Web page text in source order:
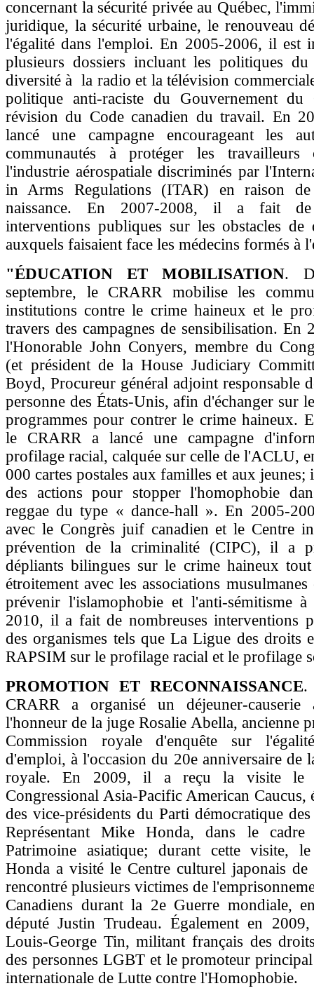
concernant la sécurité privée au Québec,
juridique, la sécurité urbaine, le renouveau
l'égalité dans l'emploi. En 2005-2006, il est
plusieurs dossiers incluant les politiques
diversité à la radio et la télévision
politique anti-raciste du Gouvernement du
révision du Code canadien du travail. En
lancé une campagne encourageant les
communautés à protéger les travailleurs
l'industrie aérospatiale discriminés par
in Arms Regulations (ITAR) en raison
naissance. En 2007-2008, il a fait de
interventions publiques sur les obstacles de
auxquels faisaient face les médecins formés à
"ÉDUCATION ET MOBILISATION.
septembre, le CRARR mobilise les
institutions contre le crime haineux et le
travers des campagnes de sensibilisation. En
l'Honorable John Conyers, membre du
(et président de la House Judiciary
Boyd, Procureur général adjoint responsable
personne des États-Unis, afin d'échanger sur
programmes pour contrer le crime haineux.
le CRARR a lancé une campagne
profilage racial, calquée sur celle de l'ACLU,
000 cartes postales aux familles et aux jeunes;
des actions pour stopper l'homophobie
reggae du type « dance-hall ». En 2005-
avec le Congrès juif canadien et le Centre
prévention de la criminalité (CIPC), il a
dépliants bilingues sur le crime haineux
étroitement avec les associations
prévenir l'islamophobie et l'anti-sémitisme
2010, il a fait de nombreuses interventions
des organismes tels que La Ligue des droits
RAPSIM sur le profilage racial et le profilage
PROMOTION ET RECONNAISSANCE.
CRARR a organisé un déjeuner-
l'honneur de la juge Rosalie Abella, ancienne
Commission royale d'enquête sur
d'emploi, à l'occasion du 20e anniversaire de
royale. En 2009, il a reçu la visite le
Congressional Asia-Pacific American Caucus,
des vice-présidents du Parti démocratique
Représentant Mike Honda, dans le
Patrimoine asiatique; durant cette visite, le
Honda a visité le Centre culturel japonais
rencontré plusieurs victimes de
Canadiens durant la 2e Guerre mondiale,
député Justin Trudeau. Également en
Louis-George Tin, militant français des
des personnes LGBT et le promoteur
internationale de Lutte contre l'Homophobie.